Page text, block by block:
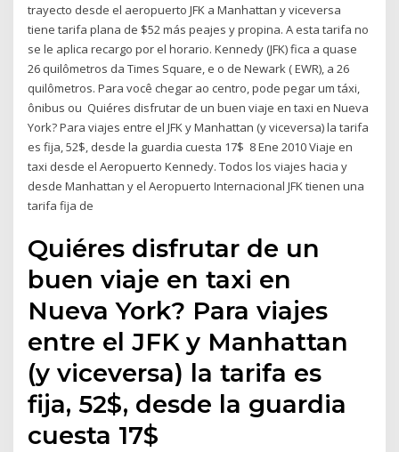
trayecto desde el aeropuerto JFK a Manhattan y viceversa
tiene tarifa plana de $52 más peajes y propina. A esta tarifa no
se le aplica recargo por el horario. Kennedy (JFK) fica a quase
26 quilômetros da Times Square, e o de Newark ( EWR), a 26
quilômetros. Para você chegar ao centro, pode pegar um táxi,
ônibus ou Quiéres disfrutar de un buen viaje en taxi en Nueva
York? Para viajes entre el JFK y Manhattan (y viceversa) la tarifa
es fija, 52$, desde la guardia cuesta 17$ 8 Ene 2010 Viaje en
taxi desde el Aeropuerto Kennedy. Todos los viajes hacia y
desde Manhattan y el Aeropuerto Internacional JFK tienen una
tarifa fija de
Quiéres disfrutar de un
buen viaje en taxi en
Nueva York? Para viajes
entre el JFK y Manhattan
(y viceversa) la tarifa es
fija, 52$, desde la guardia
cuesta 17$